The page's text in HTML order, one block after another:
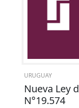
URUGUAY
Nueva Ley
N°19.574